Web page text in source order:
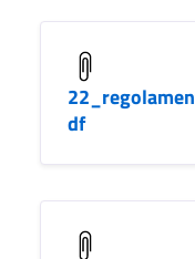
df